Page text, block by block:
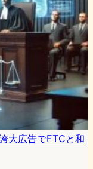
大広告でFTCと和